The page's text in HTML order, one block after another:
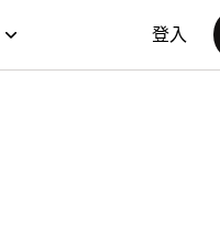
登入